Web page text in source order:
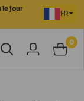
le jour
FR
0